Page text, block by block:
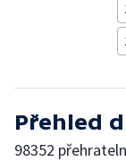
Přehled
98352